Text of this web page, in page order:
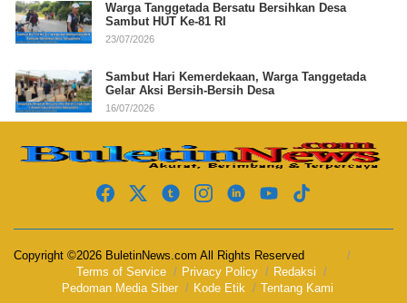
Warga Tanggetada Bersatu Bersihkan Desa
Sambut HUT Ke-81 RI
23/07/2026
Sambut Hari Kemerdekaan, Warga Tanggetada
Gelar Aksi Bersih-Bersih Desa
16/07/2026
Copyright ©2026 BuletinNews.com All Rights Reserved
Terms of Service
Privacy Policy
Redaksi
Pedoman Media Siber
Kode Etik Tentang Kami